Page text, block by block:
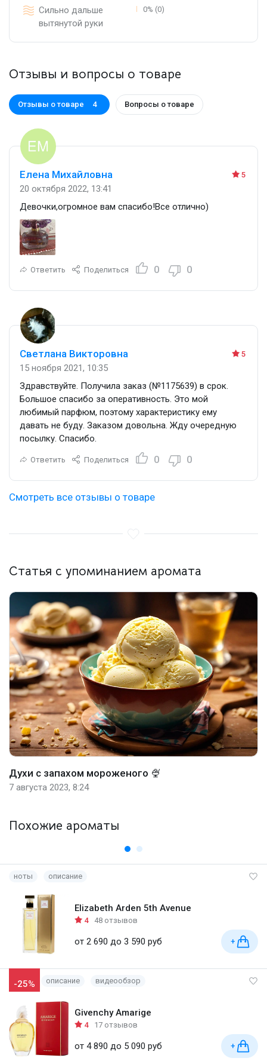
Сильно дальше
вытянутой руки
0% (0)
Отзывы и вопросы о товаре
Отзывы о товаре 4 Вопросы о товаре
5
Елена Михайловна
20 октября 2022, 13:41
Девочки,огромное вам спасибо!Все отлично)
Ответить Поделиться 0 0
5
Светлана Викторовна
15 ноября 2021, 10:35
Здравствуйте. Получила заказ (№1175639) в срок.
Большое спасибо за оперативность. Это мой
любимый парфюм, поэтому характеристику ему
давать не буду. Заказом довольна. Жду очередную
посылку. Спасибо.
Ответить Поделиться 0 0
Смотреть все отзывы о товаре
Статья с упоминанием аромата
Духи с запахом мороженого 🍨
7 августа 2023, 8:24
Похожие ароматы
ноты описание
Elizabeth Arden 5th Avenue
4 48 отзывов
от 2 690 до 3 590 руб +
-25% описание видеообзор
Givenchy Amarige
4 17 отзывов
от 4 890 до 5 090 руб +